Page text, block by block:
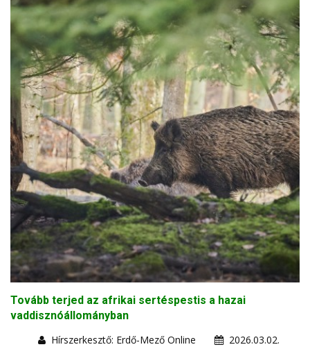
Tovább terjed az afrikai sertéspestis a hazai
vaddisznóállományban
Hírszerkesztő: Erdő-Mező Online
2026.03.02.